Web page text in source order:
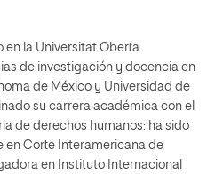
en la Universitat Oberta
de investigación y docencia en
de México y Universidad de
su carrera académica con el
de derechos humanos: ha sido
en Corte Interamericana de
en Instituto Internacional